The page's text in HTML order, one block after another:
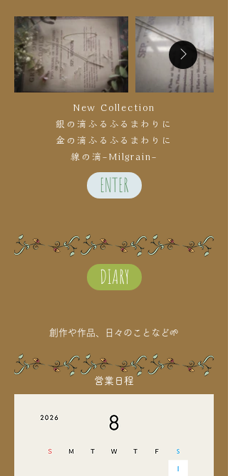
New Collection
銀の滴ふるふるまわりに
金の滴ふるふるまわりに
線の滴-Milgrain-
ENTER
DIARY
創作や作品、日々のことなど🌱
営業日程